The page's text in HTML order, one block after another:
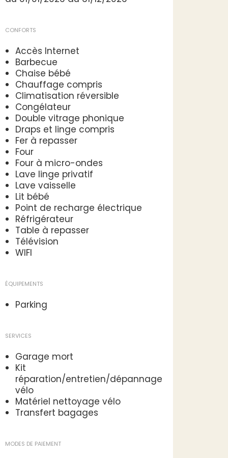
CONFORTS
Accès Internet
Barbecue
Chaise bébé
Chauffage compris
Climatisation réversible
Congélateur
Double vitrage phonique
Draps et linge compris
Fer à repasser
Four
Four à micro-ondes
Lave linge privatif
Lave vaisselle
Lit bébé
Point de recharge électrique
Réfrigérateur
Table à repasser
Télévision
WIFI
ÉQUIPEMENTS
Parking
SERVICES
Garage mort
Kit
réparation/entretien/dépannage
vélo
Matériel nettoyage vélo
Transfert bagages
MODES DE PAIEMENT